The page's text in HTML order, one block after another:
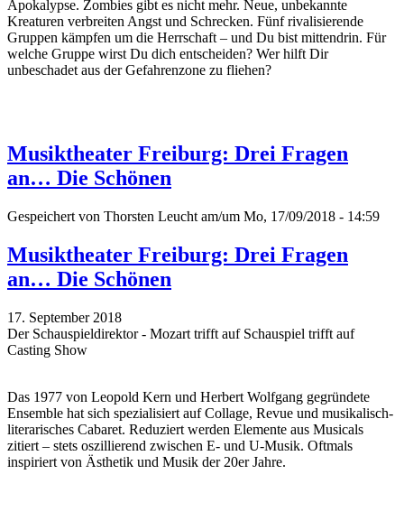
Apokalypse. Zombies gibt es nicht mehr. Neue, unbekannte
Kreaturen verbreiten Angst und Schrecken. Fünf rivalisierende
Gruppen kämpfen um die Herrschaft – und Du bist mittendrin. Für
welche Gruppe wirst Du dich entscheiden? Wer hilft Dir
unbeschadet aus der Gefahrenzone zu fliehen?
Musiktheater Freiburg: Drei Fragen
an… Die Schönen
Gespeichert von Thorsten Leucht am/um Mo, 17/09/2018 - 14:59
Musiktheater Freiburg: Drei Fragen
an… Die Schönen
17. September 2018
Der Schauspieldirektor - Mozart trifft auf Schauspiel trifft auf
Casting Show
Das 1977 von Leopold Kern und Herbert Wolfgang gegründete
Ensemble hat sich spezialisiert auf Collage, Revue und musikalisch-
literarisches Cabaret. Reduziert werden Elemente aus Musicals
zitiert – stets oszillierend zwischen E- und U-Musik. Oftmals
inspiriert von Ästhetik und Musik der 20er Jahre.